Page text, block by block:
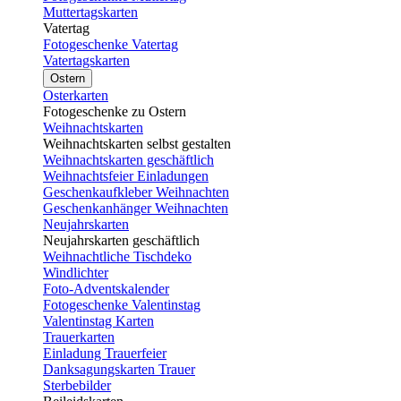
Muttertagskarten
Vatertag
Fotogeschenke Vatertag
Vatertagskarten
Ostern
Osterkarten
Fotogeschenke zu Ostern
Weihnachtskarten
Weihnachtskarten selbst gestalten
Weihnachtskarten geschäftlich
Weihnachtsfeier Einladungen
Geschenkaufkleber Weihnachten
Geschenkanhänger Weihnachten
Neujahrskarten
Neujahrskarten geschäftlich
Weihnachtliche Tischdeko
Windlichter
Foto-Adventskalender
Fotogeschenke Valentinstag
Valentinstag Karten
Trauerkarten
Einladung Trauerfeier
Danksagungskarten Trauer
Sterbebilder